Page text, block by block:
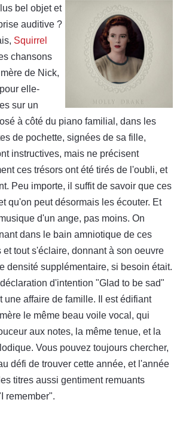
bel objet et
auditive ?
Squirrel
chansons
de Nick,
elle-
sur un
à côté du piano familial, dans les
de pochette, signées de sa fille,
instructives, mais ne précisent
ces trésors ont été tirés de l'oubli, et
Peu importe, il suffit de savoir que ces
qu'on peut désormais les écouter. Et
d'un ange, pas moins. On
dans le bain amniotique de ces
tout s'éclaire, donnant à son oeuvre
densité supplémentaire, si besoin était.
d'intention "Glad to be sad"
une affaire de famille. Il est édifiant
le même beau voile vocal, qui
aux notes, la même tenue, et la
Vous pouvez toujours chercher,
défi de trouver cette année, et l'année
titres aussi gentiment remuants
remember".